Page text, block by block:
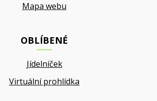
Mapa webu
OBLÍBENÉ
Jídelníček
Virtuální prohlídka